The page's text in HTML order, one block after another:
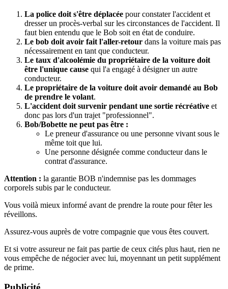
La police doit s'être déplacée pour constater l'accident et
dresser un procès-verbal sur les circonstances de l'accident. Il
faut bien entendu que le Bob soit en état de conduire.
Le bob doit avoir fait l'aller-retour dans la voiture mais pas
nécessairement en tant que conducteur.
Le taux d'alcoolémie du propriétaire de la voiture doit
être l'unique cause qui l'a engagé à désigner un autre
conducteur.
Le propriétaire de la voiture doit avoir demandé au Bob
de prendre le volant.
L'accident doit survenir pendant une sortie récréative et
donc pas lors d'un trajet "professionnel".
Bob/Bobette ne peut pas être :
Le preneur d'assurance ou une personne vivant sous le
même toit que lui.
Une personne désignée comme conducteur dans le
contrat d'assurance.
Attention : la garantie BOB n'indemnise pas les dommages
corporels subis par le conducteur.
Vous voilà mieux informé avant de prendre la route pour fêter les
réveillons.
Assurez-vous auprès de votre compagnie que vous êtes couvert.
Et si votre assureur ne fait pas partie de ceux cités plus haut, rien ne
vous empêche de négocier avec lui, moyennant un petit supplément
de prime.